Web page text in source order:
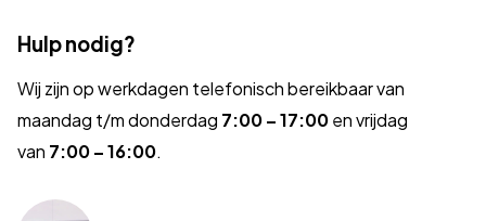
Hulp nodig?
Wij zijn op werkdagen telefonisch bereikbaar van
maandag t/m donderdag 7:00 – 17:00en vrijdag
van 7:00 – 16:00.